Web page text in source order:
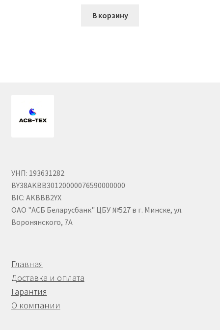
Трансмиссионное масло
Шайбы DIN 125
Шайбы DIN 9021
Штанги толкателей
Мой аккаунт
О компании
В корзину
УНП: 193631282
BY38AKBB30120000076590000000
BIC: AKBBB2YX
ОАО "АСБ Беларусбанк" ЦБУ №527 в г. Минске, ул.
Воронянского, 7А
Главная
Доставка и оплата
Гарантия
О компании